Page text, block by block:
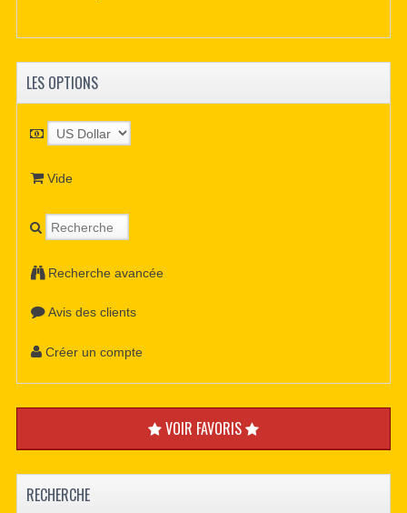
LES OPTIONS
Vide
Recherche avancée
Avis des clients
Créer un compte
VOIR FAVORIS
RECHERCHE